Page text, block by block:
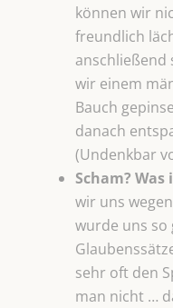
können wir
freundlich
anschließend
wir einem
Bauch
danach
(Undenkbar
Scham? Was
wir uns
wurde uns so
sehr oft den
man nicht …